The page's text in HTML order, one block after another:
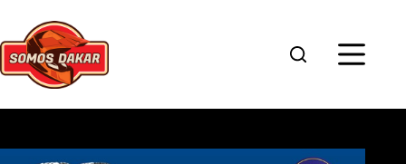
contenido